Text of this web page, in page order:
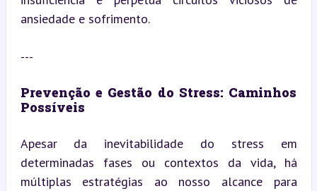
ansiedade e sofrimento.
---
Prevenção e Gestão do Stress: Caminhos
Possíveis
Apesar da inevitabilidade do stress em
determinadas fases ou contextos da vida, há
múltiplas estratégias ao nosso alcance para